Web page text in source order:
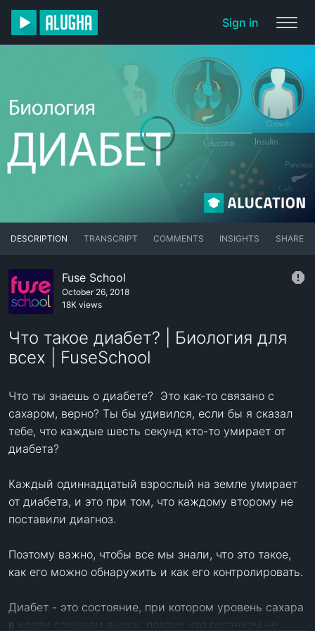
Sign in
DESCRIPTION TRANSCRIPT COMMENTS INSIGHTS SHARE
Fuse School
October 26, 2018
18K views
Что такое диабет? | Биология для
всех | FuseSchool
Что ты знаешь о диабете?  Это как-то связано с
сахаром, верно? Ты бы удивился, если бы я сказал
тебе, что каждые шесть секунд кто-то умирает от
диабета?
Каждый одиннадцатый взрослый на земле умирает
от диабета, и это при том, что каждому второму не
поставили диагноз.
Поэтому важно, чтобы все мы знали, что это такое,
как его можно обнаружить и как его контролировать.
Диабет - это состояние, при котором уровень сахара
в крови слишком высок, потому что организм не